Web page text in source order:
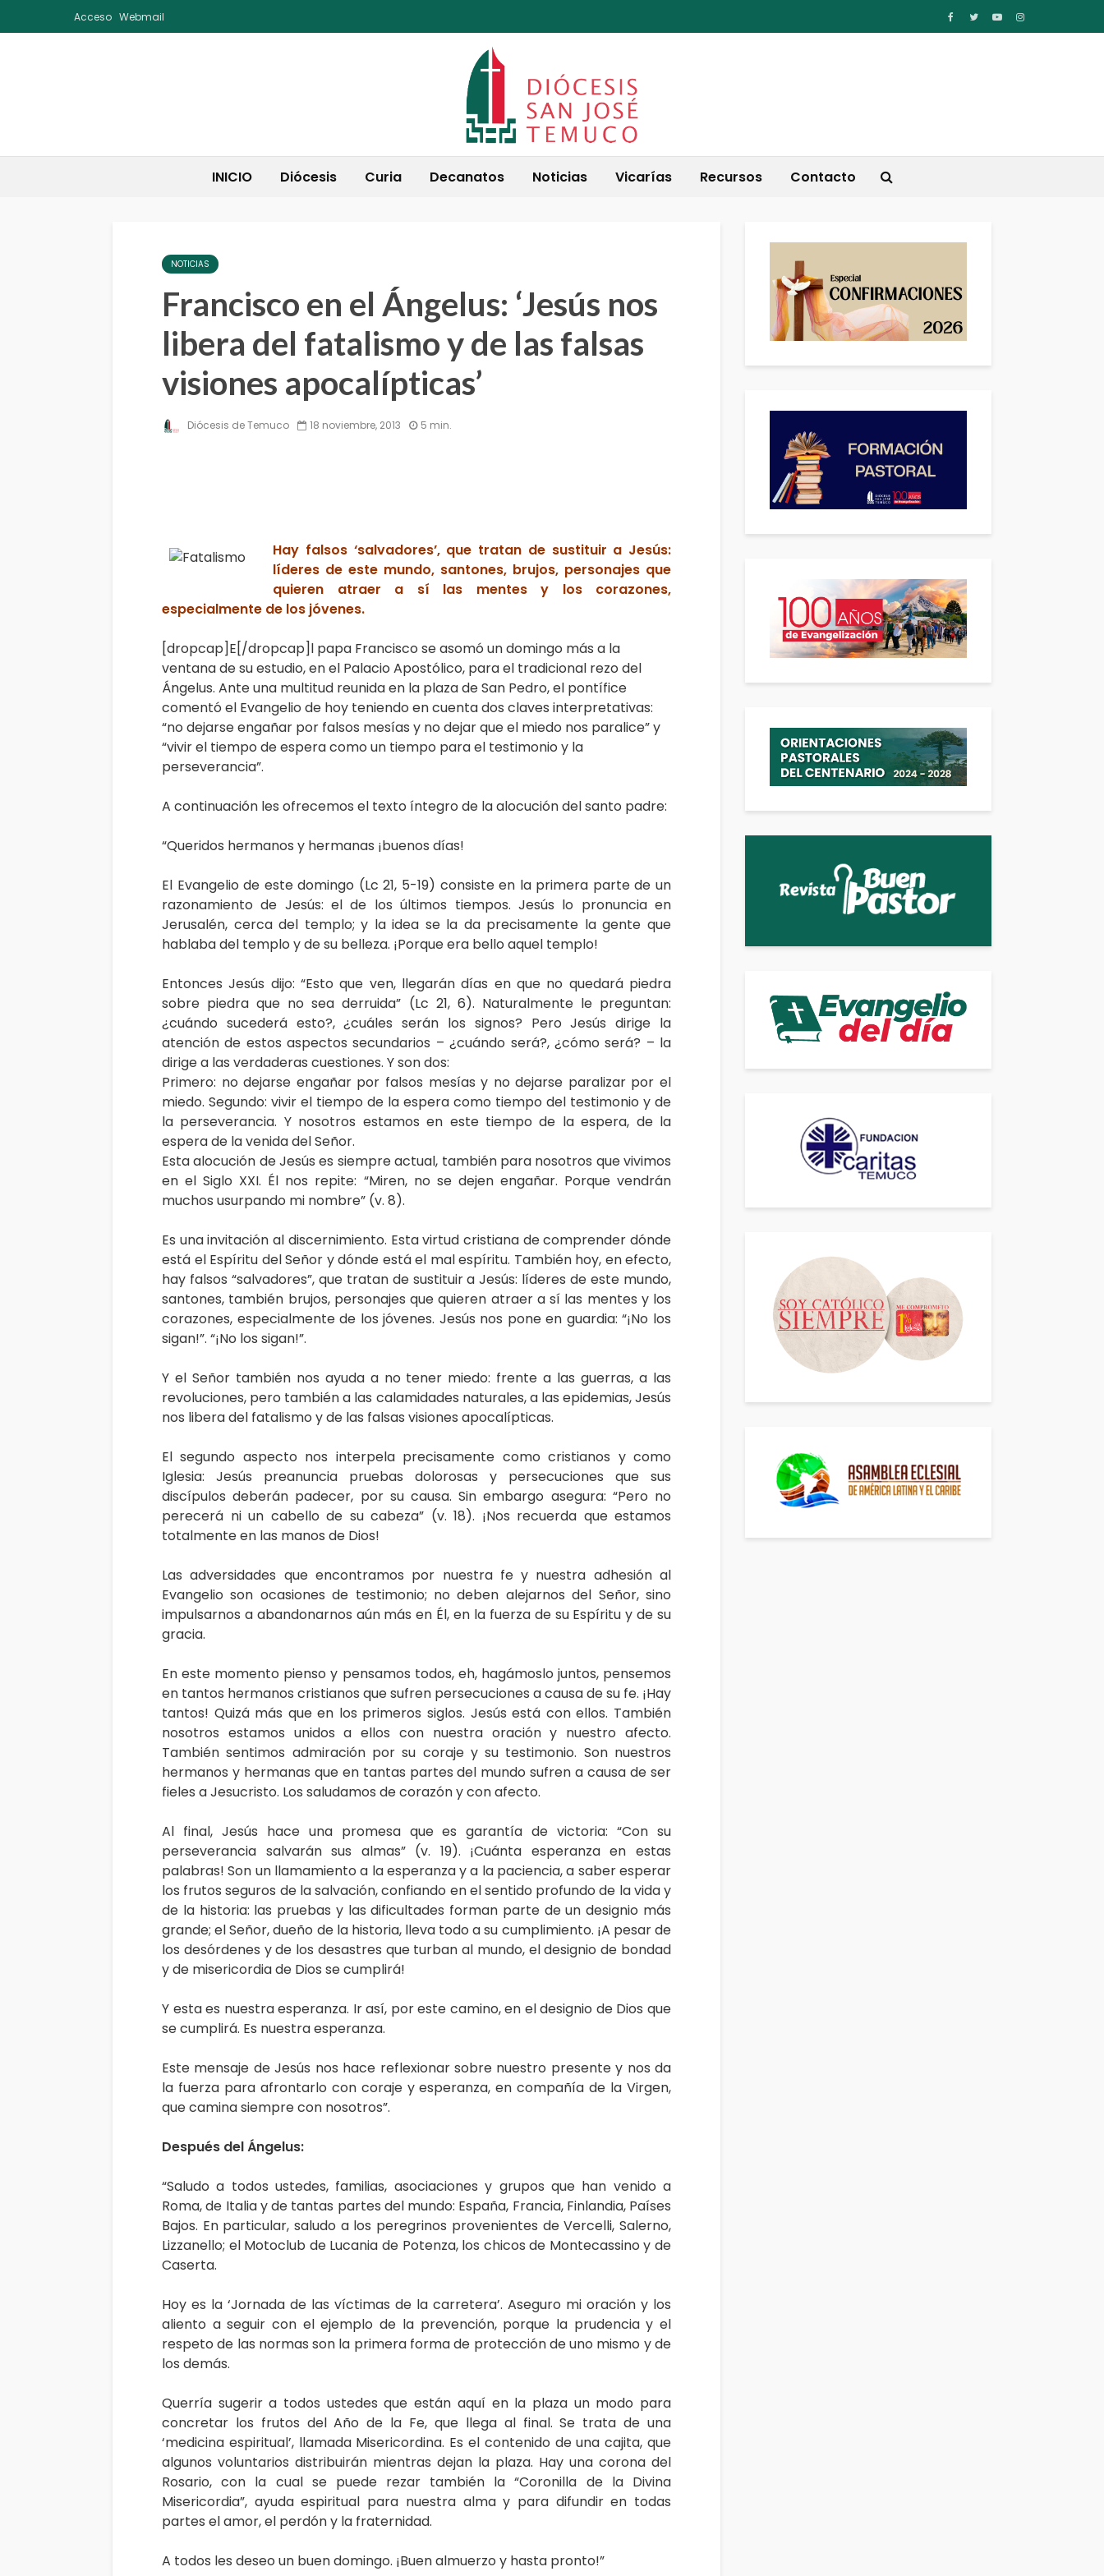
Acceso Webmail
INICIO Diócesis Curia Decanatos Noticias Vicarías Recursos Contacto
NOTICIAS
Francisco en el Ángelus: ‘Jesús nos
libera del fatalismo y de las falsas
visiones apocalípticas’
Diócesis de Temuco 18 noviembre, 2013 5 min.
Hay falsos ‘salvadores’, que tratan de sustituir a Jesús:
líderes de este mundo, santones, brujos, personajes que
quieren atraer a sí­ las mentes y los corazones,
especialmente de los jóvenes.
[dropcap]E[/dropcap]l papa Francisco se asomó un domingo más a la
ventana de su estudio, en el Palacio Apostólico, para el tradicional rezo del
Ángelus. Ante una multitud reunida en la plaza de San Pedro, el pontífice
comentó el Evangelio de hoy teniendo en cuenta dos claves interpretativas:
“no dejarse engañar por falsos mesías y no dejar que el miedo nos paralice” y
“vivir el tiempo de espera como un tiempo para el testimonio y la
perseverancia”.
A continuación les ofrecemos el texto íntegro de la alocución del santo padre:
“Queridos hermanos y hermanas ¡buenos días!
El Evangelio de este domingo (Lc 21, 5-19) consiste en la primera parte de un
razonamiento de Jesús: el de los últimos tiempos. Jesús lo pronuncia en
Jerusalén, cerca del templo; y la idea se la da precisamente la gente que
hablaba del templo y de su belleza. ¡Porque era bello aquel templo!
Entonces Jesús dijo: “Esto que ven, llegarán días en que no quedará piedra
sobre piedra que no sea derruida” (Lc 21, 6). Naturalmente le preguntan:
¿cuándo sucederá esto?, ¿cuáles serán los signos? Pero Jesús dirige la
atención de estos aspectos secundarios – ¿cuándo será?, ¿cómo será? – la
dirige a las verdaderas cuestiones. Y son dos:
Primero: no dejarse engañar por falsos mesías y no dejarse paralizar por el
miedo. Segundo: vivir el tiempo de la espera como tiempo del testimonio y de
la perseverancia. Y nosotros estamos en este tiempo de la espera, de la
espera de la venida del Señor.
Esta alocución de Jesús es siempre actual, también para nosotros que vivimos
en el Siglo XXI. Él nos repite: “Miren, no se dejen engañar. Porque vendrán
muchos usurpando mi nombre” (v. 8).
Es una invitación al discernimiento. Esta virtud cristiana de comprender dónde
está el Espíritu del Señor y dónde está el mal espíritu. También hoy, en efecto,
hay falsos “salvadores”, que tratan de sustituir a Jesús: líderes de este mundo,
santones, también brujos, personajes que quieren atraer a sí las mentes y los
corazones, especialmente de los jóvenes. Jesús nos pone en guardia: “¡No los
sigan!”. “¡No los sigan!”.
Y el Señor también nos ayuda a no tener miedo: frente a las guerras, a las
revoluciones, pero también a las calamidades naturales, a las epidemias, Jesús
nos libera del fatalismo y de las falsas visiones apocalípticas.
El segundo aspecto nos interpela precisamente como cristianos y como
Iglesia: Jesús preanuncia pruebas dolorosas y persecuciones que sus
discípulos deberán padecer, por su causa. Sin embargo asegura: “Pero no
perecerá ni un cabello de su cabeza” (v. 18). ¡Nos recuerda que estamos
totalmente en las manos de Dios!
Las adversidades que encontramos por nuestra fe y nuestra adhesión al
Evangelio son ocasiones de testimonio; no deben alejarnos del Señor, sino
impulsarnos a abandonarnos aún más en Él, en la fuerza de su Espíritu y de su
gracia.
En este momento pienso y pensamos todos, eh, hagámoslo juntos, pensemos
en tantos hermanos cristianos que sufren persecuciones a causa de su fe. ¡Hay
tantos! Quizá más que en los primeros siglos. Jesús está con ellos. También
nosotros estamos unidos a ellos con nuestra oración y nuestro afecto.
También sentimos admiración por su coraje y su testimonio. Son nuestros
hermanos y hermanas que en tantas partes del mundo sufren a causa de ser
fieles a Jesucristo. Los saludamos de corazón y con afecto.
Al final, Jesús hace una promesa que es garantía de victoria: “Con su
perseverancia salvarán sus almas” (v. 19). ¡Cuánta esperanza en estas
palabras! Son un llamamiento a la esperanza y a la paciencia, a saber esperar
los frutos seguros de la salvación, confiando en el sentido profundo de la vida y
de la historia: las pruebas y las dificultades forman parte de un designio más
grande; el Señor, dueño de la historia, lleva todo a su cumplimiento. ¡A pesar de
los desórdenes y de los desastres que turban al mundo, el designio de bondad
y de misericordia de Dios se cumplirá!
Y esta es nuestra esperanza. Ir así, por este camino, en el designio de Dios que
se cumplirá. Es nuestra esperanza.
Este mensaje de Jesús nos hace reflexionar sobre nuestro presente y nos da
la fuerza para afrontarlo con coraje y esperanza, en compañía de la Virgen,
que camina siempre con nosotros”.
Después del Ángelus:
“Saludo a todos ustedes, familias, asociaciones y grupos que han venido a
Roma, de Italia y de tantas partes del mundo: España, Francia, Finlandia, Países
Bajos. En particular, saludo a los peregrinos provenientes de Vercelli, Salerno,
Lizzanello; el Motoclub de Lucania de Potenza, los chicos de Montecassino y de
Caserta.
Hoy es la ‘Jornada de las víctimas de la carretera’. Aseguro mi oración y los
aliento a seguir con el ejemplo de la prevención, porque la prudencia y el
respeto de las normas son la primera forma de protección de uno mismo y de
los demás.
Querría sugerir a todos ustedes que están aquí en la plaza un modo para
concretar los frutos del Año de la Fe, que llega al final. Se trata de una
‘medicina espiritual’, llamada Misericordina. Es el contenido de una cajita, que
algunos voluntarios distribuirán mientras dejan la plaza. Hay una corona del
Rosario, con la cual se puede rezar también la “Coronilla de la Divina
Misericordia”, ayuda espiritual para nuestra alma y para difundir en todas
partes el amor, el perdón y la fraternidad.
A todos les deseo un buen domingo. ¡Buen almuerzo y hasta pronto!”